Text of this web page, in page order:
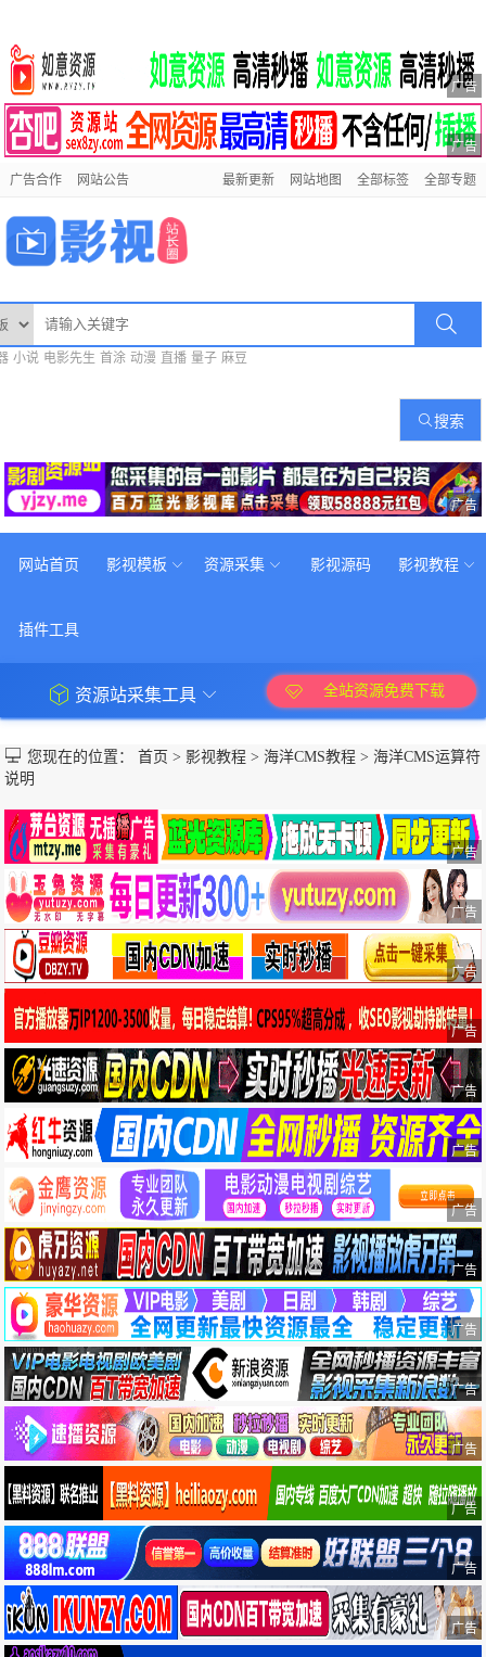
广告
广告
广告合作 网站公告 最新更新 网站地图 全部标签 全部专题
小说 电影先生 首涂 动漫 直播 量子 麻豆
搜索
广告
网站首页 影视模板 资源采集 影视源码 影视教程
插件工具
资源站采集工具 全站资源免费下载
您现在的位置：首页 > 影视教程 >海洋CMS教程 >海洋CMS运算符
说明
广告
广告
广告
广告
广告
广告
广告
广告
广告
广告
广告
广告
广告
广告